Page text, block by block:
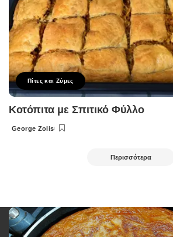
Πίτες και Ζύμες
Κοτόπιτα με Σπιτικό Φύλλο
Posted
George Zolis
Περισσότερα